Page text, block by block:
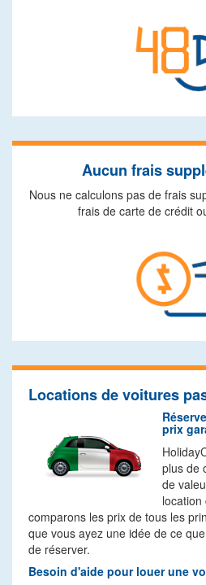
Aucun frais
Nous ne calculons pas de frais
frais de carte de crédit
Locations de voitures
prix
plus de
de
comparons les prix de tous les
que vous ayez une idée de ce
de réserver.
Besoin d'aide pour louer une